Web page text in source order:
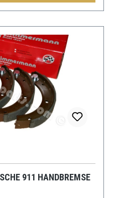
911 HANDBREMSE